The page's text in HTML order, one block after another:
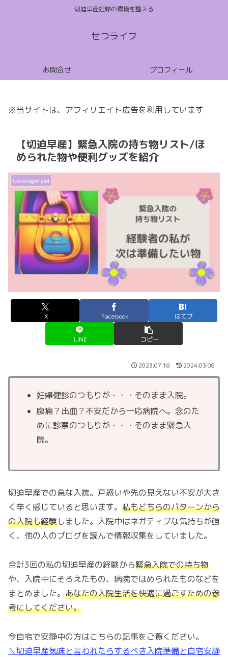
切迫早産妊婦の環境を整える
せつライフ
お問合せ プロフィール
※当サイトは、アフィリエイト広告を利用しています
【切迫早産】緊急入院の持ち物リスト/ほ
められた物や便利グッズを紹介
Uncategorized
X Facebook はてブ
LINE コピー
2023.07.18 2024.03.08
妊婦健診のつもりが・・・そのまま入院。
腹痛？出血？不安だから一応病院へ。念のた
めに診察のつもりが・・・そのまま緊急入
院。
切迫早産での急な入院。戸惑いや先の見えない不安が大き
く辛く感じていると思います。 私もどちらのパターンから
の入院も経験しました。入院中はネガティブな気持ちが強
く、他の人のブログを読んで情報収集をしていました。
合計3回の私の切迫早産の経験から緊急入院での持ち物
や、入院中にそろえたもの、病院でほめられたものなどを
まとめました。 あなたの入院生活を快適に過ごすための参
考にしてください。
今自宅で安静中の方はこちらの記事をご覧ください。
＼切迫早産気味と言われたらするべき入院準備と自宅安静